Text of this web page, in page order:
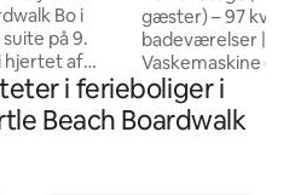
Bo i
på 9.
hjertet af
med udsigt
fuldt
gæster) – 97
badeværelser |
Vaskemaskine
enheden 1
senge | 1 sovesofa Den
registrerede gæst
i ferieboliger i
Beach Boardwalk